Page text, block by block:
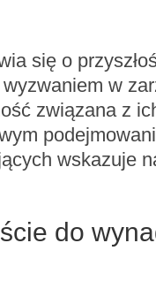
się o
w
związana z
wskazuje
do